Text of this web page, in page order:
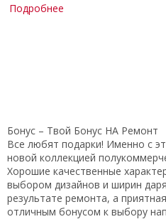
Подробнее
Бонус – Твой Бонус НА Ремонт
Все любят подарки! Именно с
новой коллекцией
Хорошие качественные
выбором дизайнов и ширин
результате ремонта, а
отличным бонусом к выбору